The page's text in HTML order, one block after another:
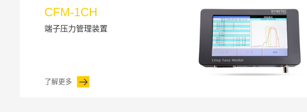
CFM-1CH
端子压力管理装置
了解更多